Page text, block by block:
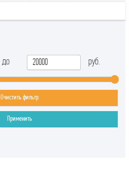
до руб.
Очистить фильтр
Применить